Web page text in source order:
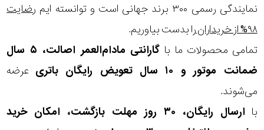
نمایندگی رسمی ۳۰۰ برند جهانی است و توانسته ایم
رضایت
۹۸% از خریداران
را بدست بیاوریم.
تمامی محصولات ما با
گارانتی مادام‌العمر اصالت، ۵ سال
ضمانت موتور و ۱۰ سال تعویض رایگان باتری
عرضه
می‌شوند.
با
ارسال رایگان، ۳۰ روز مهلت بازگشت، امکان خرید